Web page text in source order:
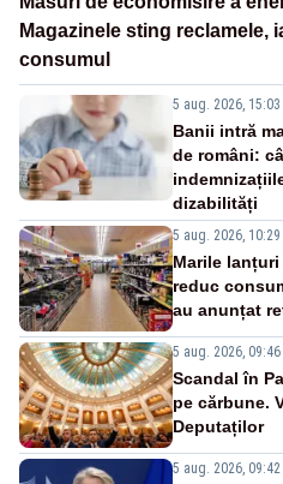
Magazinele sting reclamele,
consumul
5 aug. 2026, 15:03
Banii intră
de români:
dizabilități
5 aug. 2026, 10:29
Marile
reduc
au anunțat
5 aug. 2026, 09:46
Scandal în
pe cărbune.
Deputaților
5 aug. 2026, 09:42